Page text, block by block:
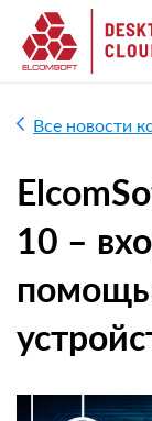
Все новости
10 –